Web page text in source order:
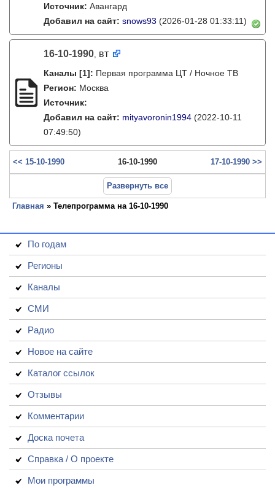
Источник: Авангард
Добавил на сайт: snows93 (2026-01-28 01:33:11)
16-10-1990, вт
Каналы [1]: Первая программа ЦТ / Ночное ТВ
Регион: Москва
Источник:
Добавил на сайт: mityavoronin1994 (2022-10-11
07:49:50)
<< 15-10-1990 16-10-1990 17-10-1990 >>
Развернуть все
Главная » Телепрограмма на 16-10-1990
По годам
Регионы
Каналы
СМИ
Радио
Новое на сайте
Каталог ссылок
Отзывы
Комментарии
Доска почета
Справка / О проекте
Мои программы